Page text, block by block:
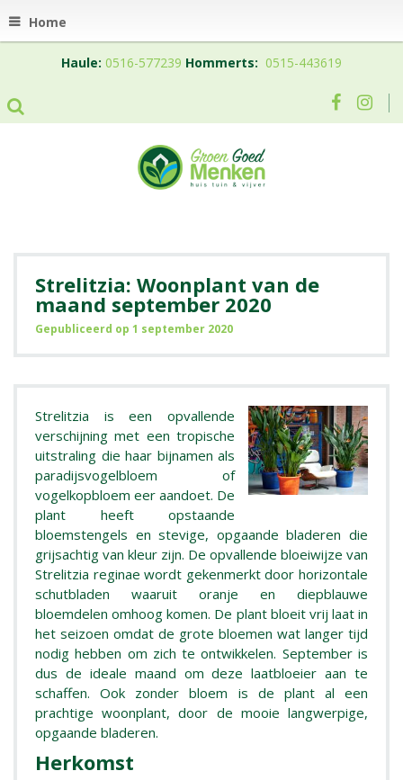
Home
Haule: 0516-577239 Hommerts: 0515-443619
Strelitzia: Woonplant van de
maand september 2020
Gepubliceerd op 1 september 2020
Strelitzia is een opvallende
verschijning met een tropische
uitstraling die haar bijnamen als
paradijsvogelbloem of
vogelkopbloem eer aandoet. De
plant heeft opstaande
bloemstengels en stevige, opgaande bladeren die
grijsachtig van kleur zijn. De opvallende bloeiwijze van
Strelitzia reginae wordt gekenmerkt door horizontale
schutbladen waaruit oranje en diepblauwe
bloemdelen omhoog komen. De plant bloeit vrij laat in
het seizoen omdat de grote bloemen wat langer tijd
nodig hebben om zich te ontwikkelen. September is
dus de ideale maand om deze laatbloeier aan te
schaffen. Ook zonder bloem is de plant al een
prachtige woonplant, door de mooie langwerpige,
opgaande bladeren.
Herkomst